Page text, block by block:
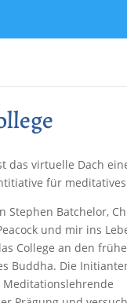
das virtuelle Dach
für
Stephen Batchelor,
und mir ins
College an den
Buddha. Die